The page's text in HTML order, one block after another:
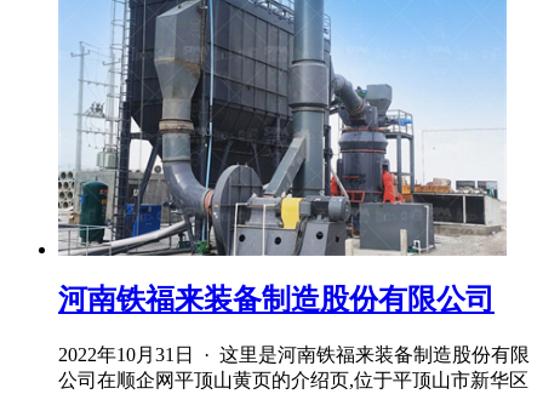
河南铁福来装备制造股份有限公司
2022年10月31日 · 这里是河南铁福来装备制造股份有限
公司在顺企网平顶山黄页的介绍页,位于平顶山市新华区